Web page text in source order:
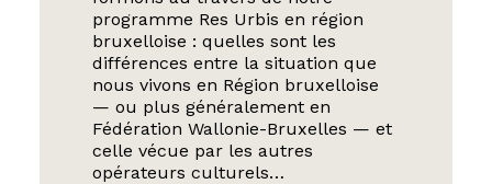
programme Res Urbis en région
bruxelloise : quelles sont les
différences entre la situation que
nous vivons en Région bruxelloise
— ou plus généralement en
Fédération Wallonie-Bruxelles — et
celle vécue par les autres
opérateurs culturels…